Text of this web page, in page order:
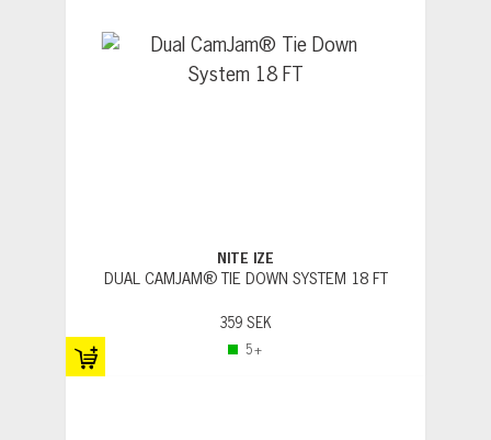
NITE IZE
DUAL CAMJAM® TIE DOWN SYSTEM 18 FT
359 SEK
5+